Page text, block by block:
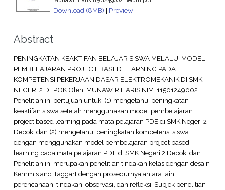
Download (8MB) | Preview
Abstract
PENINGKATAN KEAKTIFAN BELAJAR SISWA MELALUI MODEL
PEMBELAJARAN PROJECT BASED LEARNING PADA
KOMPETENSI PEKERJAAN DASAR ELEKTROMEKANIK DI SMK
NEGERI 2 DEPOK Oleh: MUNAWIR HARIS NIM. 11501249002
Penelitian ini bertujuan untuk: (1) mengetahui peningkatan
keaktifan siswa setelah menggunakan model pembelajaran
project based learning pada mata pelajaran PDE di SMK Negeri 2
Depok; dan (2) mengetahui peningkatan kompetensi siswa
dengan menggunakan model pembelajaran project based
learning pada mata pelajaran PDE di SMK Negeri 2 Depok; dan
Penelitian ini merupakan penelitian tindakan kelas dengan desain
Kemmis and Taggart dengan prosedurnya antara lain:
perencanaan, tindakan, observasi, dan refleksi. Subjek penelitian